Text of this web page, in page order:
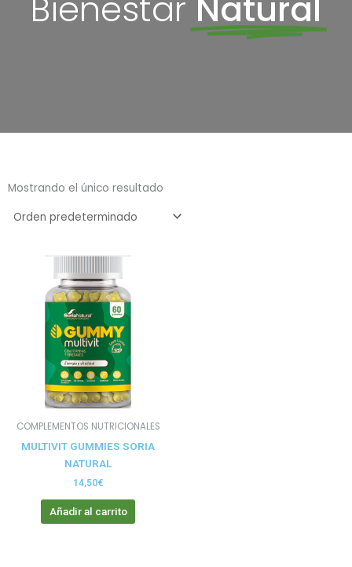
Bienestar Natural
Mostrando el único resultado
COMPLEMENTOS NUTRICIONALES
MULTIVIT GUMMIES SORIA
NATURAL
14,50€
Añadir al carrito